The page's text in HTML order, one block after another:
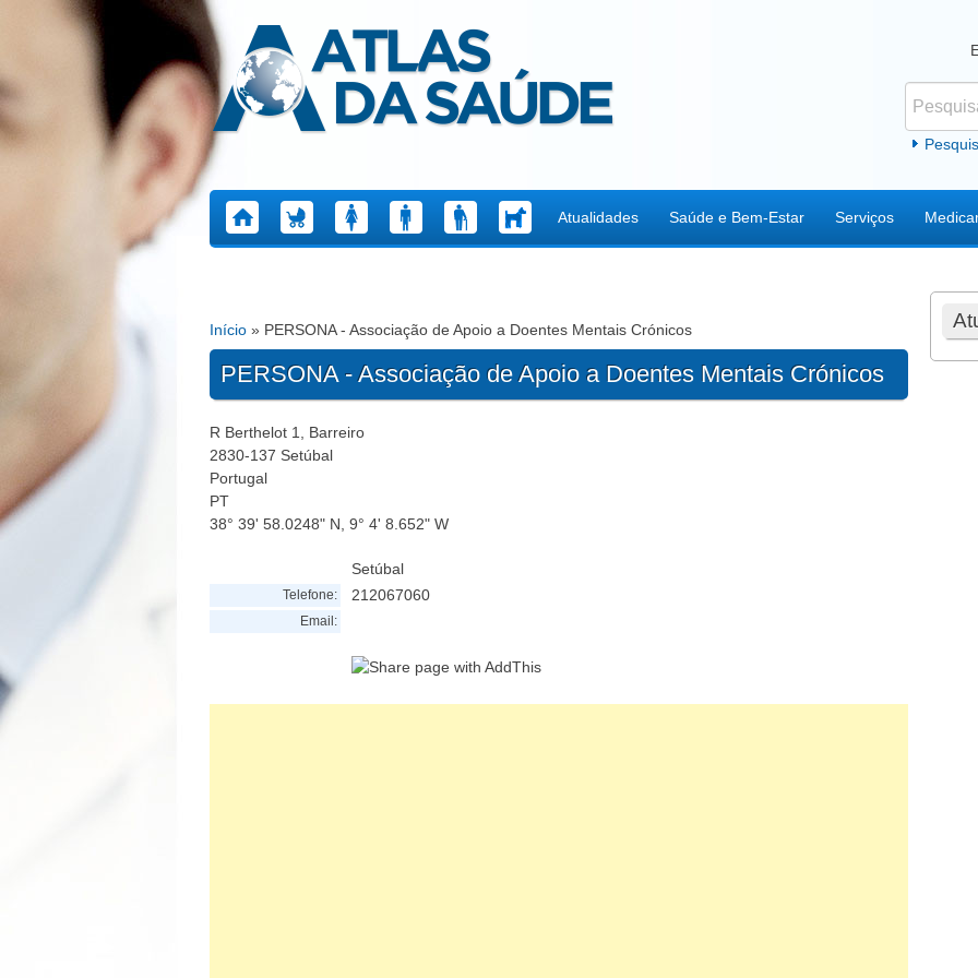
Atlas da Saúde
Atualidades Saúde e Bem-Estar Serviços
Está aqui
Início » PERSONA - Associação de Apoio a Doentes Mentais Crónicos
PERSONA - Associação de Apoio a Doentes Mentais Crónicos
R Berthelot 1, Barreiro
2830-137 Setúbal
Portugal
PT
38° 39' 58.0248" N, 9° 4' 8.652" W
Setúbal
Telefone: 212067060
Email: